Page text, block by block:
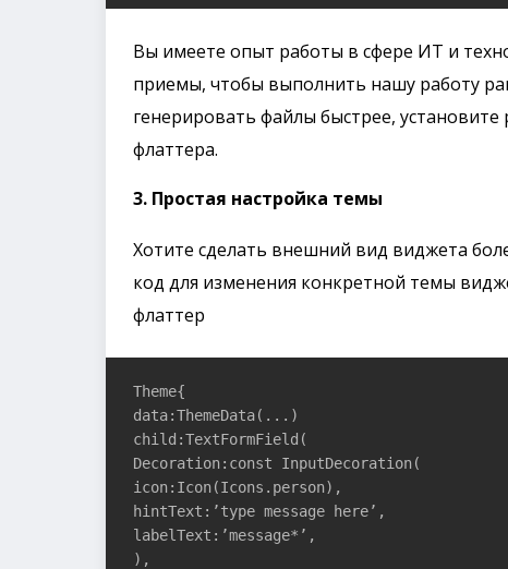
Вы имеете опыт работы в сфере ИТ и
приемы, чтобы выполнить нашу работу
генерировать файлы быстрее,
флаттера.
3. Простая настройка темы
Хотите сделать внешний вид виджета
код для изменения конкретной темы
флаттер
Theme{
data:ThemeData(...)
child:TextFormField(
Decoration:const InputDecoration(
icon:Icon(Icons.person),
hintText:’type message here’,
labelText:’message*’,
),